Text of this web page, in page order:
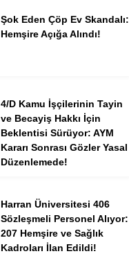
Şok Eden Çöp Ev Skandalı:
Hemşire Açığa Alındı!
4/D Kamu İşçilerinin Tayin
ve Becayiş Hakkı İçin
Beklentisi Sürüyor: AYM
Kararı Sonrası Gözler Yasal
Düzenlemede!
Harran Üniversitesi 406
Sözleşmeli Personel Alıyor:
207 Hemşire ve Sağlık
Kadroları İlan Edildi!